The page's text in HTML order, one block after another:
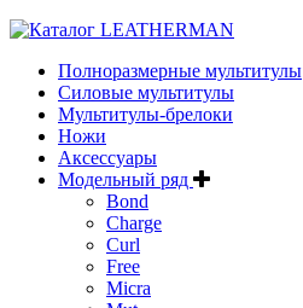
Полноразмерные мультитулы
Силовые мультитулы
Мультитулы-брелоки
Ножи
Аксессуары
Модельный ряд
Bond
Charge
Curl
Free
Micra